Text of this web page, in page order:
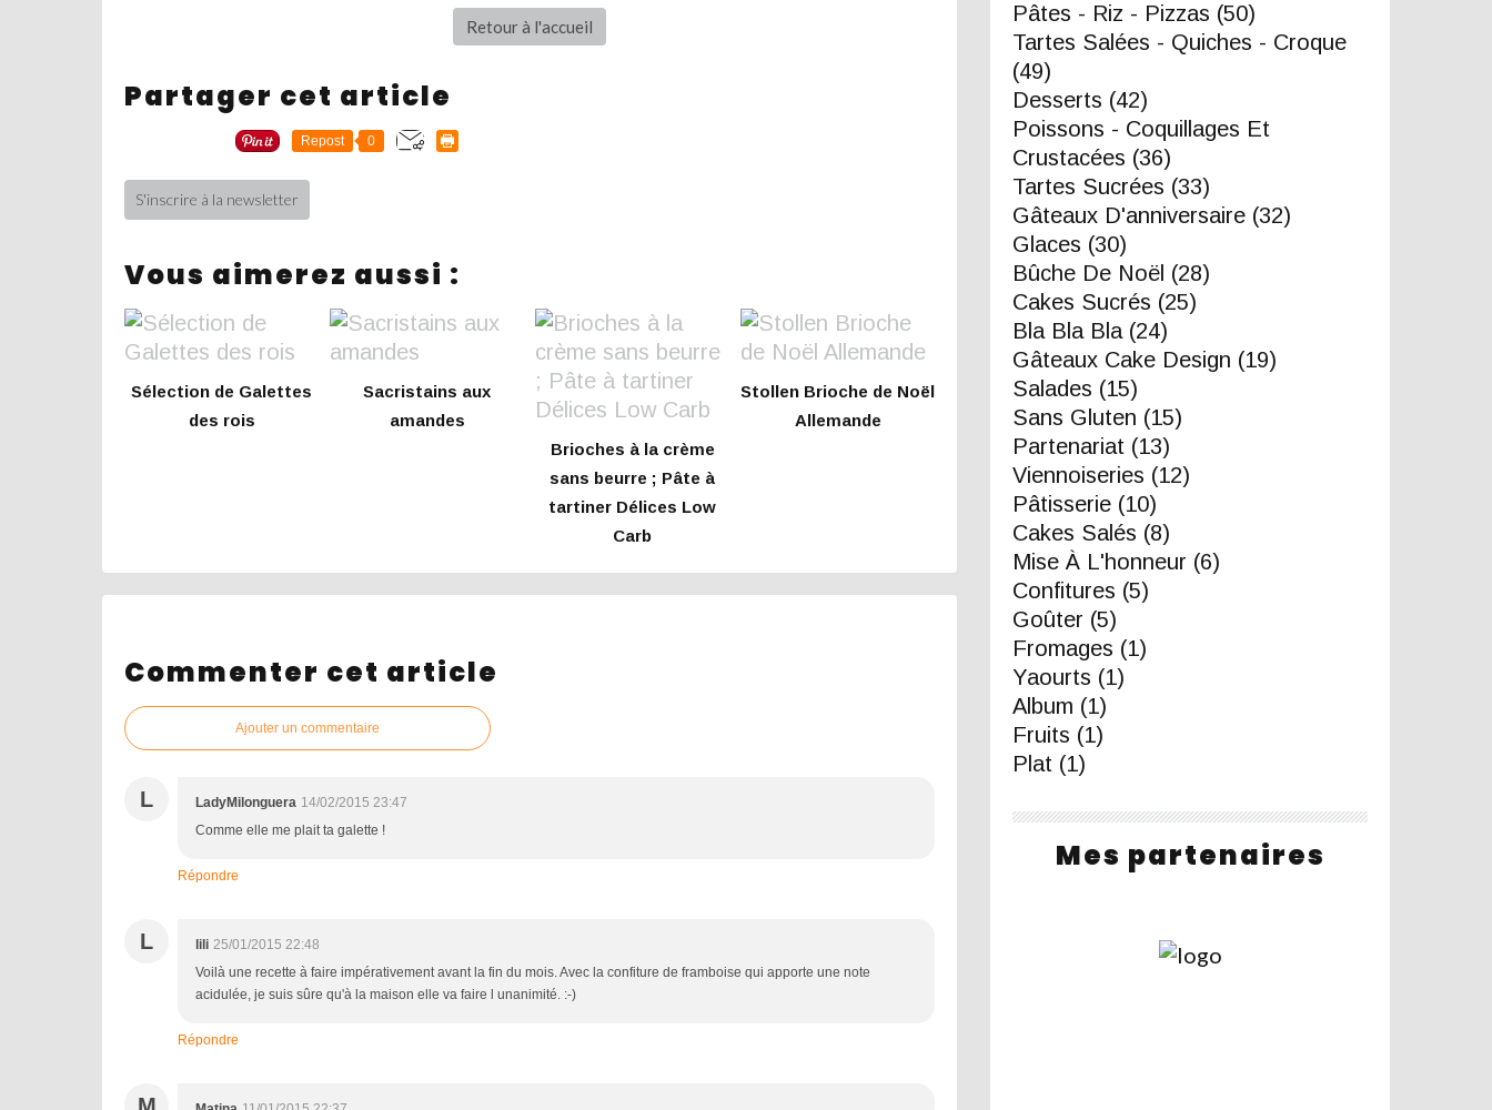
Retour à l'accueil
Partager cet article
Repost 0
S'inscrire à la newsletter
Vous aimerez aussi :
Sélection de Galettes
des rois
Sacristains aux
amandes
Brioches à la crème
sans beurre ; Pâte à
tartiner Délices Low
Carb
Stollen Brioche de Noël
Allemande
Commenter cet article
Ajouter un commentaire
L LadyMilonguera 14/02/2015 23:47
Comme elle me plait ta galette !
Répondre
L lili 25/01/2015 22:48
Voilà une recette à faire impérativement avant la fin du mois. Avec la confiture de framboise qui apporte une note
acidulée, je suis sûre qu'à la maison elle va faire l unanimité. :-)
Répondre
Pâtes - Riz - Pizzas (50)
Tartes Salées - Quiches - Croque
(49)
Desserts (42)
Poissons - Coquillages Et
Crustacées (36)
Tartes Sucrées (33)
Gâteaux D'anniversaire (32)
Glaces (30)
Bûche De Noël (28)
Cakes Sucrés (25)
Bla Bla Bla(24)
Gâteaux Cake Design (19)
Salades (15)
Sans Gluten (15)
Partenariat (13)
Viennoiseries (12)
Pâtisserie (10)
Cakes Salés (8)
Mise À L'honneur (6)
Confitures (5)
Goûter (5)
Fromages (1)
Yaourts (1)
Album (1)
Fruits (1)
Plat (1)
Mes partenaires